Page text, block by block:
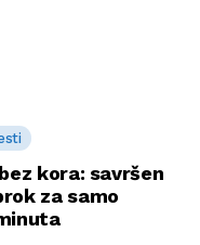
kora: savršen
za samo